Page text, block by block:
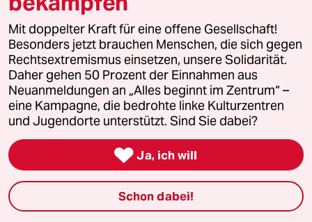
Anzeigen
Fragen & Hilfe
Feedback
Aboservice
ePaper Login
Mit doppelter Kraft für eine offene Gesellschaft!
Besonders jetzt brauchen Menschen, die sich gegen
Rechtsextremismus einsetzen, unsere Solidarität.
Daher gehen 50 Prozent der Einnahmen aus
Neuanmeldungen an „Alles beginnt im Zentrum“ –
eine Kampagne, die bedrohte linke Kulturzentren
und Jugendorte unterstützt. Sind Sie dabei?
 Ja, ich will
Schon dabei!